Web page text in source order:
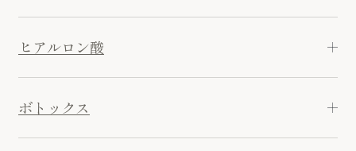
ヒアルロン酸
ボトックス